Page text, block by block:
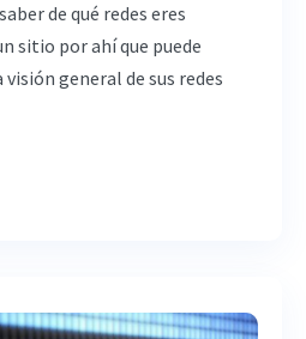
de qué redes eres
sitio por ahí que puede
general de sus redes